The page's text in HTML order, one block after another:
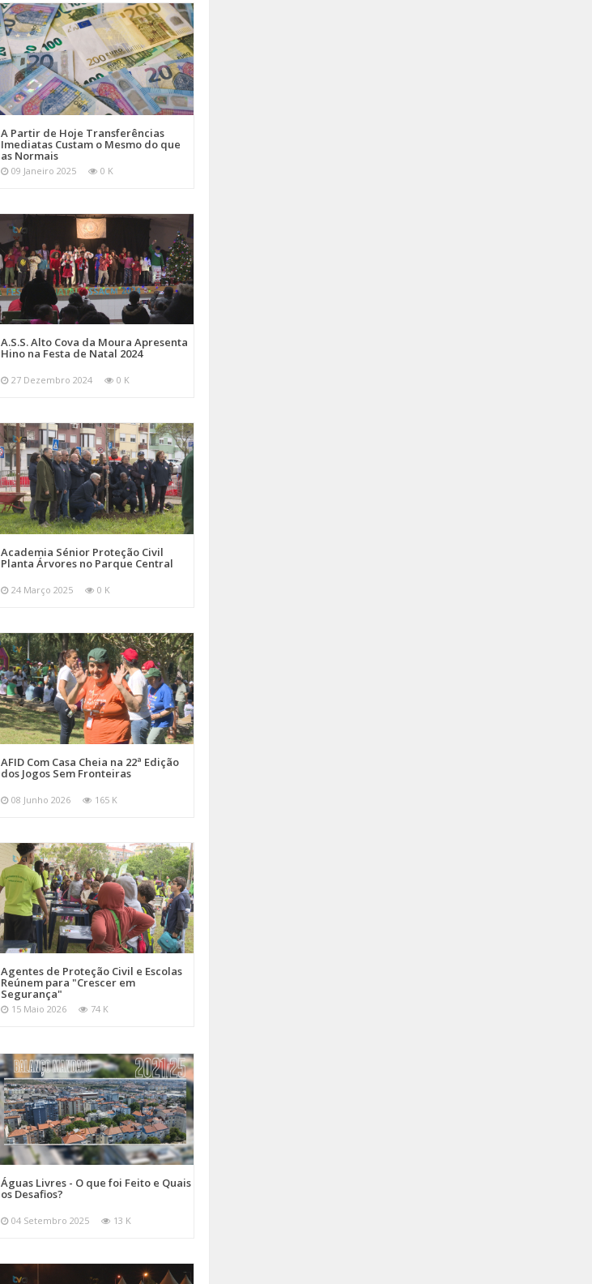
A Partir de Hoje Transferências
Imediatas Custam o Mesmo do que
as Normais
09 Janeiro 2025 0 K
A.S.S. Alto Cova da Moura Apresenta
Hino na Festa de Natal 2024
27 Dezembro 2024 0 K
Academia Sénior Proteção Civil
Planta Árvores no Parque Central
24 Março 2025 0 K
AFID Com Casa Cheia na 22ª Edição
dos Jogos Sem Fronteiras
08 Junho 2026 165 K
Agentes de Proteção Civil e Escolas
Reúnem para "Crescer em
Segurança"
15 Maio 2026 74 K
Águas Livres - O que foi Feito e Quais
os Desafios?
04 Setembro 2025 13 K